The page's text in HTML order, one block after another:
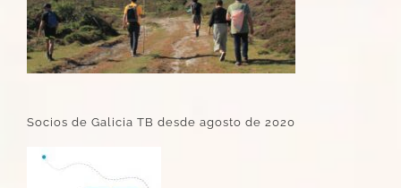
Socios de Galicia TB desde agosto de 2020